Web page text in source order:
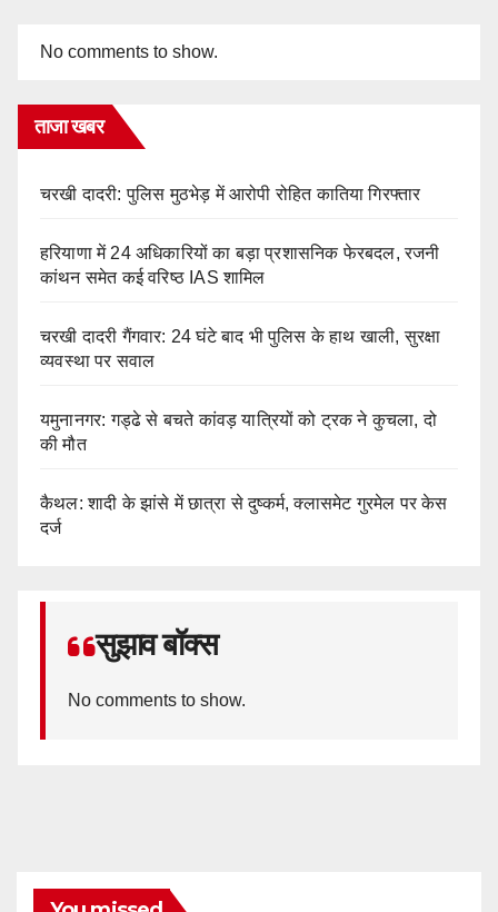
No comments to show.
ताजा खबर
चरखी दादरी: पुलिस मुठभेड़ में आरोपी रोहित कातिया गिरफ्तार
हरियाणा में 24 अधिकारियों का बड़ा प्रशासनिक फेरबदल, रजनी
कांथन समेत कई वरिष्ठ IAS शामिल
चरखी दादरी गैंगवार: 24 घंटे बाद भी पुलिस के हाथ खाली, सुरक्षा
व्यवस्था पर सवाल
यमुनानगर: गड्ढे से बचते कांवड़ यात्रियों को ट्रक ने कुचला, दो
की मौत
कैथल: शादी के झांसे में छात्रा से दुष्कर्म, क्लासमेट गुरमेल पर केस
दर्ज
सुझाव बॉक्स
No comments to show.